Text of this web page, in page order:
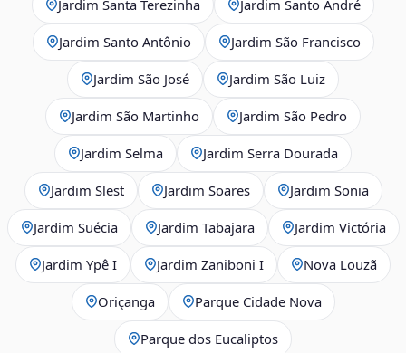
Jardim Santa Terezinha Jardim Santo André
Jardim Santo Antônio Jardim São Francisco
Jardim São José Jardim São Luiz
Jardim São Martinho Jardim São Pedro
Jardim Selma Jardim Serra Dourada
Jardim Slest Jardim Soares Jardim Sonia
Jardim Suécia Jardim Tabajara Jardim Victória
Jardim Ypê I Jardim Zaniboni I Nova Louzã
Oriçanga Parque Cidade Nova
Parque dos Eucaliptos